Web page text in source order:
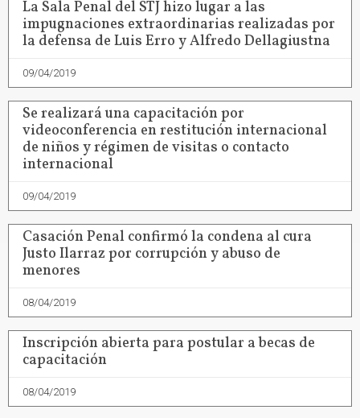
La Sala Penal del STJ hizo lugar a las
impugnaciones extraordinarias realizadas por
la defensa de Luis Erro y Alfredo Dellagiustna
09/04/2019
Se realizará una capacitación por
videoconferencia en restitución internacional
de niños y régimen de visitas o contacto
internacional
09/04/2019
Casación Penal confirmó la condena al cura
Justo Ilarraz por corrupción y abuso de
menores
08/04/2019
Inscripción abierta para postular a becas de
capacitación
08/04/2019